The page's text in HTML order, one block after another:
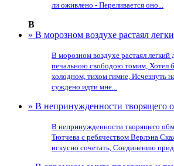
ли оживлено - Переливается оно...
В
» В морозном воздухе растаял
В морозном воздухе растаял
печальною свободою томим, Хотел
холодном, тихом гимне, Исчезнуть
суждено идти мне...
» В непринужденности творящего
В непринужденности творящего
Тютчева с ребячеством Верлэна
искусно сочетать, Соединению